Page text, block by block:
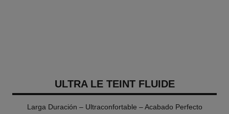
ULTRA LE TEINT FLUIDE
Larga Duración – Ultraconfortable – Acabado Perfecto